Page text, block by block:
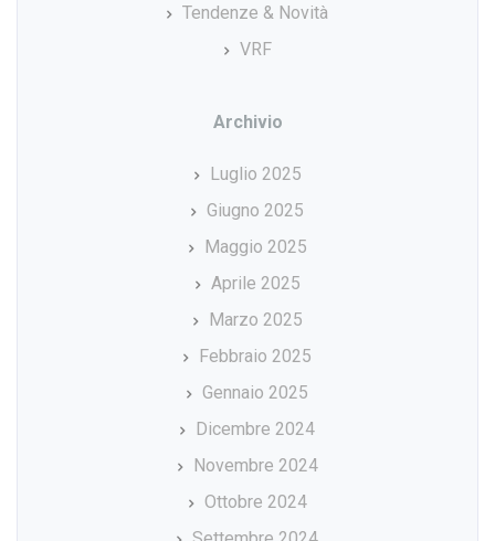
Tendenze & Novità
VRF
Archivio
Luglio 2025
Giugno 2025
Maggio 2025
Aprile 2025
Marzo 2025
Febbraio 2025
Gennaio 2025
Dicembre 2024
Novembre 2024
Ottobre 2024